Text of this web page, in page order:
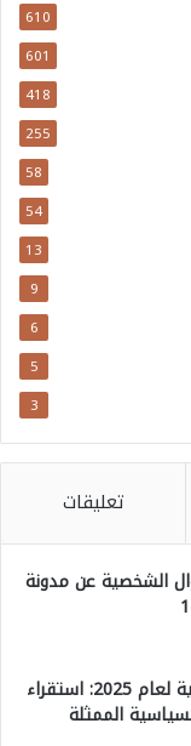
610
601
418
255
58
54
13
9
6
5
3
تعليقات
الشخصية عن مدونة
خارطة الانتخابات البرلمانية لعام 2025: استقراء
الممثلة